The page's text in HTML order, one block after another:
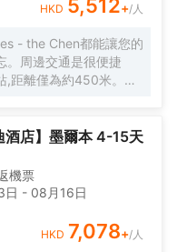
HKD 5,512+/人
- the Chen都能讓您的
。周邊交通是很便捷
,距離僅為約450米。另
離到達。從酒店到
Reserve和沃特公園
考究，每間設施齊全的
之外，配備有吹風機的
店提供的休閒設施，旨
宿體驗。酒店會為旅
酒店】墨爾本 4-15天
機票
日 - 08月16日
HKD 7,078+/人